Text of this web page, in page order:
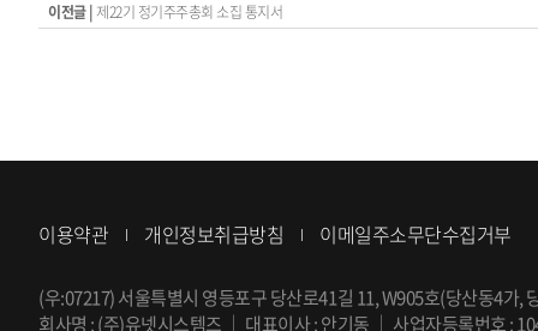
이전글 | 제22기 정기주주총회 소집 통지서
이용약관 개인정보취급방침 이메일주소무단수집거부
(우:07217) 서울특별시 영등포구 당산로41길 11, W905호(당산동4가,
회사명 : (주)유넷시스템즈 ｜ 대표이사 : 안기동 ｜ 사업자등록번호 :